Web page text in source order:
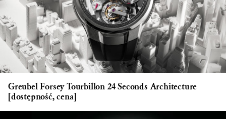
Greubel Forsey Tourbillon 24 Seconds Architecture
[dostępność, cena]